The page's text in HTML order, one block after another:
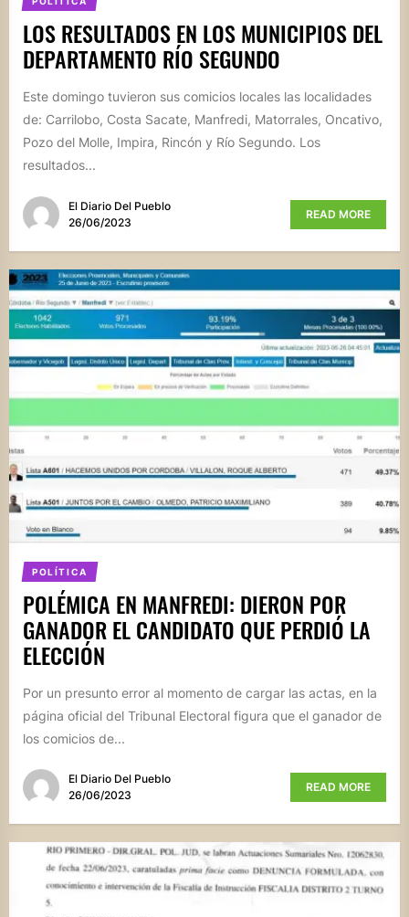
LOS RESULTADOS EN LOS MUNICIPIOS DEL
DEPARTAMENTO RÍO SEGUNDO
Este domingo tuvieron sus comicios locales las localidades
de: Carrilobo, Costa Sacate, Manfredi, Matorrales, Oncativo,
Pozo del Molle, Impira, Rincón y Río Segundo. Los
resultados...
El Diario Del Pueblo
26/06/2023
READ MORE
POLÍTICA
POLÉMICA EN MANFREDI: DIERON POR
GANADOR EL CANDIDATO QUE PERDIÓ LA
ELECCIÓN
Por un presunto error al momento de cargar las actas, en la
página oficial del Tribunal Electoral figura que el ganador de
los comicios de...
El Diario Del Pueblo
26/06/2023
READ MORE